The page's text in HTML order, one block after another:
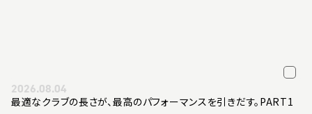
2026.08.04
最適なクラブの長さが、最高のパフォーマンスを引きだす。PART1